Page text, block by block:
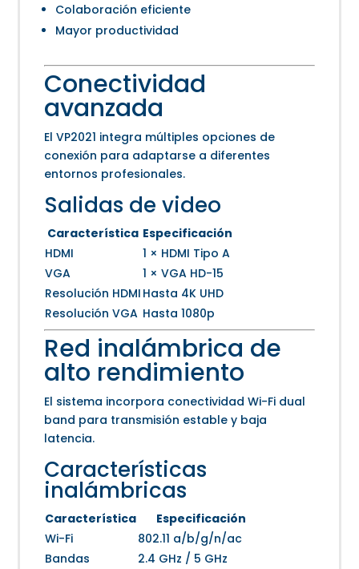
Colaboración eficiente
Mayor productividad
Conectividad
avanzada
El VP2021 integra múltiples opciones de
conexión para adaptarse a diferentes
entornos profesionales.
Salidas de video
Característica Especificación
HDMI
1 × HDMI Tipo A
VGA
1 × VGA HD-15
Resolución HDMI Hasta 4K UHD
Resolución VGA Hasta 1080p
Red inalámbrica de
alto rendimiento
El sistema incorpora conectividad Wi-Fi dual
band para transmisión estable y baja
latencia.
Características
inalámbricas
Característica
Especificación
Wi-Fi
802.11 a/b/g/n/ac
Bandas
2.4 GHz / 5 GHz